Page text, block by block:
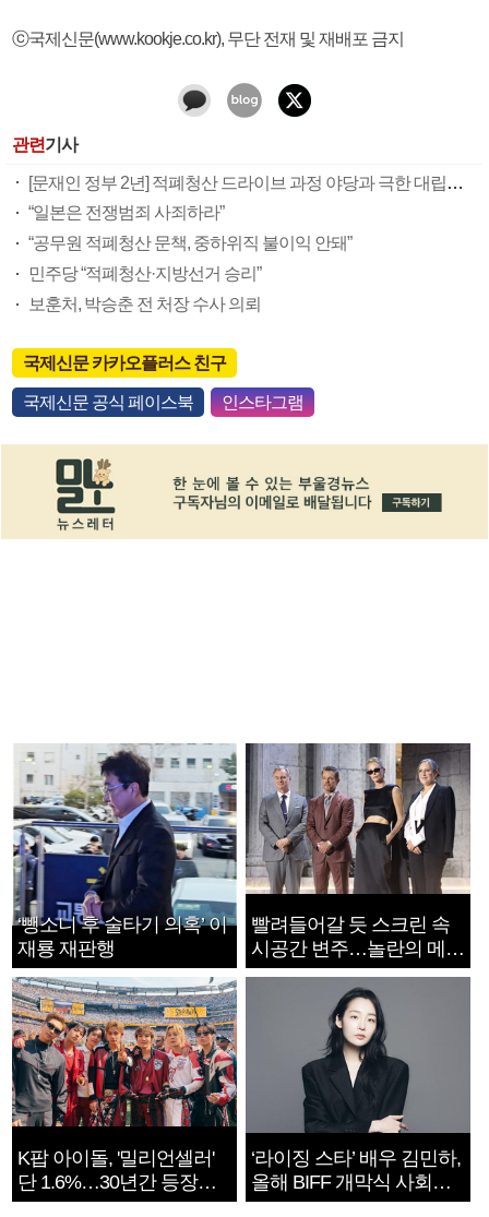
ⓒ국제신문(www.kookje.co.kr), 무단 전재 및 재배포 금지
관련기사
[문재인 정부 2년] 적폐청산 드라이브 과정 야당과 극한 대립…구호만 남은 협치
“일본은 전쟁범죄 사죄하라”
“공무원 적폐청산 문책, 중하위직 불이익 안돼”
민주당 “적폐청산·지방선거 승리”
보훈처, 박승춘 전 처장 수사 의뢰
국제신문 카카오플러스 친구
국제신문 공식 페이스북 인스타그램
‘뺑소니 후 술타기 의혹’ 이
재룡 재판행
빨려들어갈 듯 스크린 속
시공간 변주…놀란의 메시
지는 ‘전쟁 속죄’
K팝 아이돌, '밀리언셀러'
단 1.6%…30년간 등장
1182개팀 전수조사
‘라이징 스타’ 배우 김민하,
올해 BIFF 개막식 사회자
확정